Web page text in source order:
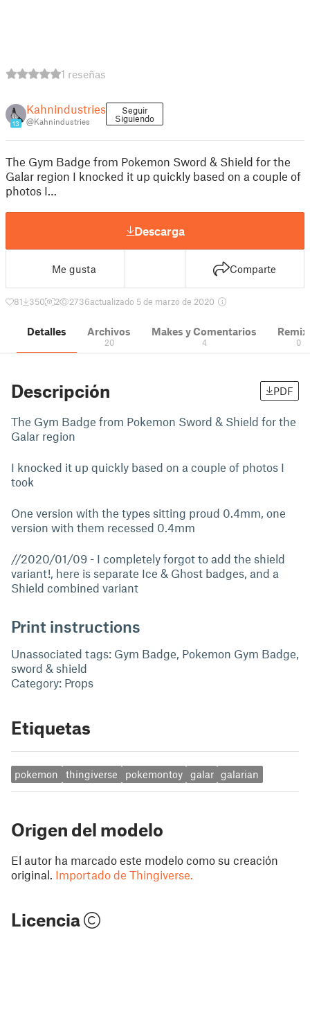
1 reseñas
13
Kahnindustries
@Kahnindustries
Seguir
Siguiendo
The Gym Badge from Pokemon Sword & Shield for the
Galar region I knocked it up quickly based on a couple of
photos I…
Descarga
Me gusta Comparte
81 350 2 2736actualizado 5 de marzo de 2020
Detalles Archivos
20
Makes y Comentarios
4 0
Descripción PDF
The Gym Badge from Pokemon Sword & Shield for the
Galar region
I knocked it up quickly based on a couple of photos I
took
One version with the types sitting proud 0.4mm, one
version with them recessed 0.4mm
//2020/01/09 - I completely forgot to add the shield
variant!, here is separate Ice & Ghost badges, and a
Shield combined variant
Print instructions
Unassociated tags: Gym Badge, Pokemon Gym Badge,
sword & shield
Category: Props
Etiquetas
pokemon thingiverse pokemontoy galar galarian
Origen del modelo
El autor ha marcado este modelo como su creación
original. Importado de Thingiverse.
Licencia